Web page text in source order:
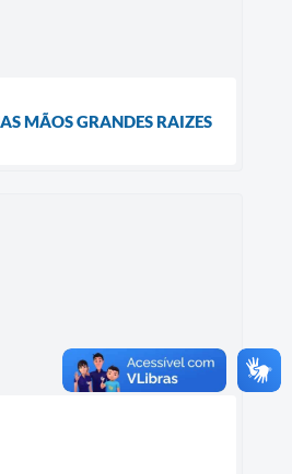
MÃOS GRANDES RAIZES